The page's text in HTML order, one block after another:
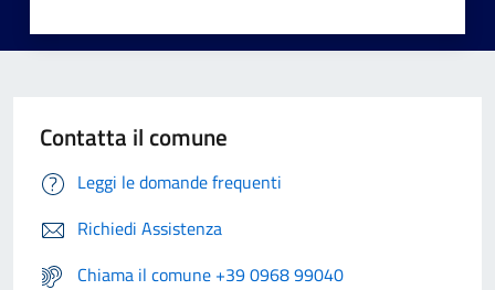
Contatta il comune
Leggi le domande frequenti
Richiedi Assistenza
Chiama il comune +39 0968 99040